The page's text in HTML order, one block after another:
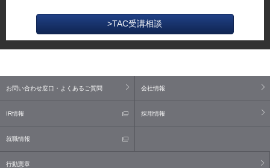
>TAC受講相談
お問い合わせ窓口・よくあるご質問 会社情報
IR情報 採用情報
就職情報
行動憲章